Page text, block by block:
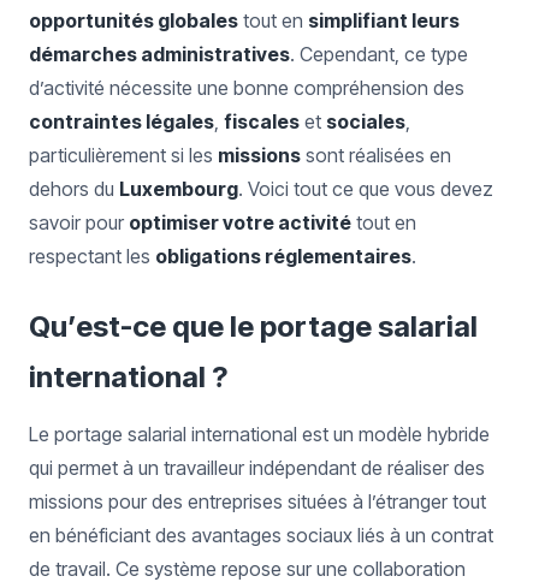
opportunités globales tout en simplifiant leurs
démarches administratives. Cependant, ce type
d’activité nécessite une bonne compréhension des
contraintes légales, fiscales et sociales,
particulièrement si les missions sont réalisées en
dehors du Luxembourg. Voici tout ce que vous devez
savoir pour optimiser votre activité tout en
respectant les obligations réglementaires.
Qu’est-ce que le portage salarial
international ?
Le portage salarial international est un modèle hybride
qui permet à un travailleur indépendant de réaliser des
missions pour des entreprises situées à l’étranger tout
en bénéficiant des avantages sociaux liés à un contrat
de travail. Ce système repose sur une collaboration